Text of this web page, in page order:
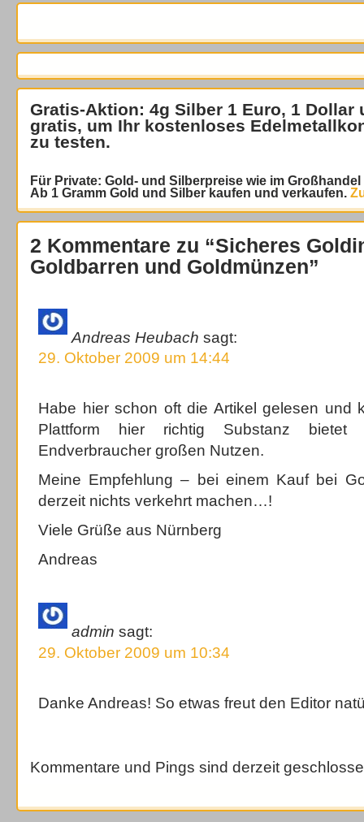
Gratis-Aktion: 4g Silber 1 Euro, 1 Dollar
gratis, um Ihr kostenloses
zu testen.
Für Private: Gold- und Silberpreise wie im
Ab 1 Gramm Gold und Silber kaufen und verkaufen.
2 Kommentare zu “Sicheres
Goldbarren und Goldmünzen”
Andreas Heubach sagt:
29. Oktober 2009 um 14:44
Habe hier schon oft die Artikel gelesen und
Plattform hier richtig Substanz
Endverbraucher großen Nutzen.
Meine Empfehlung – bei einem Kauf bei
derzeit nichts verkehrt machen…!
Viele Grüße aus Nürnberg
Andreas
admin sagt:
29. Oktober 2009 um 10:34
Danke Andreas! So etwas freut den Editor
Kommentare und Pings sind derzeit